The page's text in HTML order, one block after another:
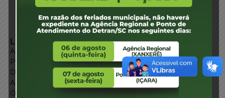
LINKS EXTERNOS
Agência de Notícias
Portal de Serviços
Diário Oficial
Acesso à Informação
Órgãos do Governo